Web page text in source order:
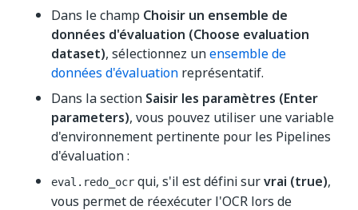
Dans le champ Choisir un ensemble de
données d'évaluation (Choose evaluation
dataset), sélectionnez unensemble de
données d'évaluation représentatif.
Dans la section Saisir les paramètres (Enter
parameters), vous pouvez utiliser une variable
d'environnement pertinente pour les Pipelines
d'évaluation :
eval.redo_ocr qui, s'il est défini survrai (true),
vous permet de réexécuter l'OCR lors de